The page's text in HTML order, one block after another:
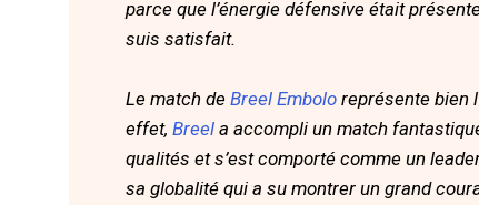
parce que l’énergie défensive était
suis satisfait.
Le match de Breel Embolo représente bien
effet, Breel a accompli un match
qualités et s’est comporté comme un
sa globalité qui a su montrer un grand